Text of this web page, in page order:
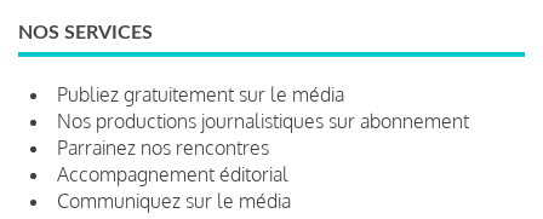
NOS SERVICES
Publiez gratuitement sur le média
Nos productions journalistiques sur abonnement
Parrainez nos rencontres
Accompagnement éditorial
Communiquez sur le média